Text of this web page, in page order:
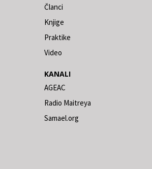
Članci
Knjige
Praktike
Video
KANALI
AGEAC
Radio Maitreya
Samael.org